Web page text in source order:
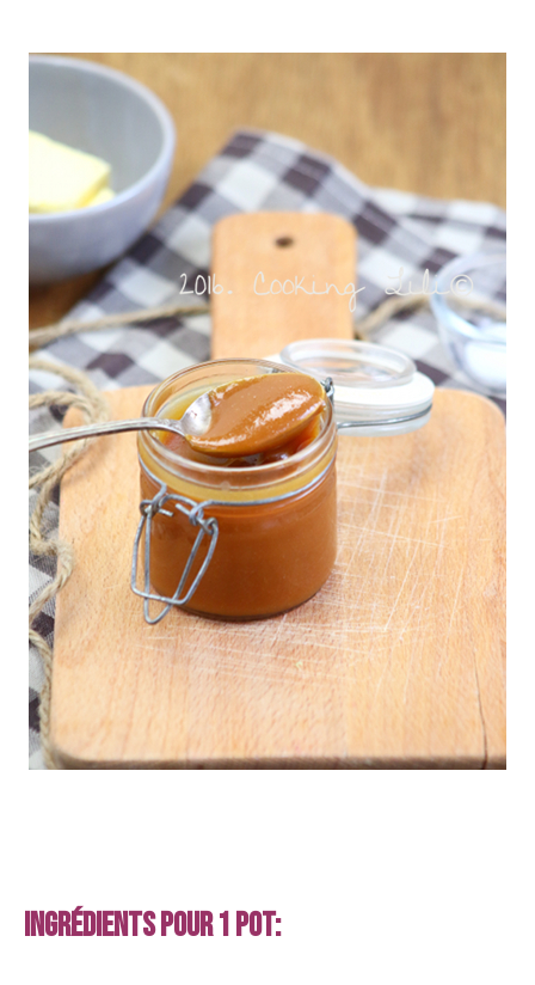
Ingrédients pour 1 pot: